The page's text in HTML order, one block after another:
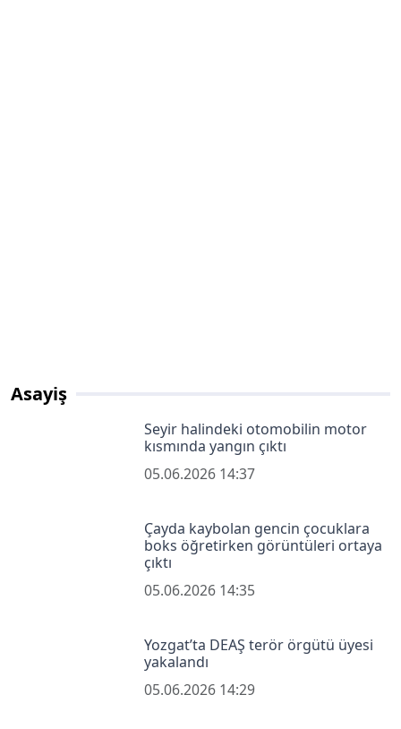
Asayiş
Seyir halindeki otomobilin motor
kısmında yangın çıktı
05.06.2026 14:37
Çayda kaybolan gencin çocuklara
boks öğretirken görüntüleri ortaya
çıktı
05.06.2026 14:35
Yozgat’ta DEAŞ terör örgütü üyesi
yakalandı
05.06.2026 14:29